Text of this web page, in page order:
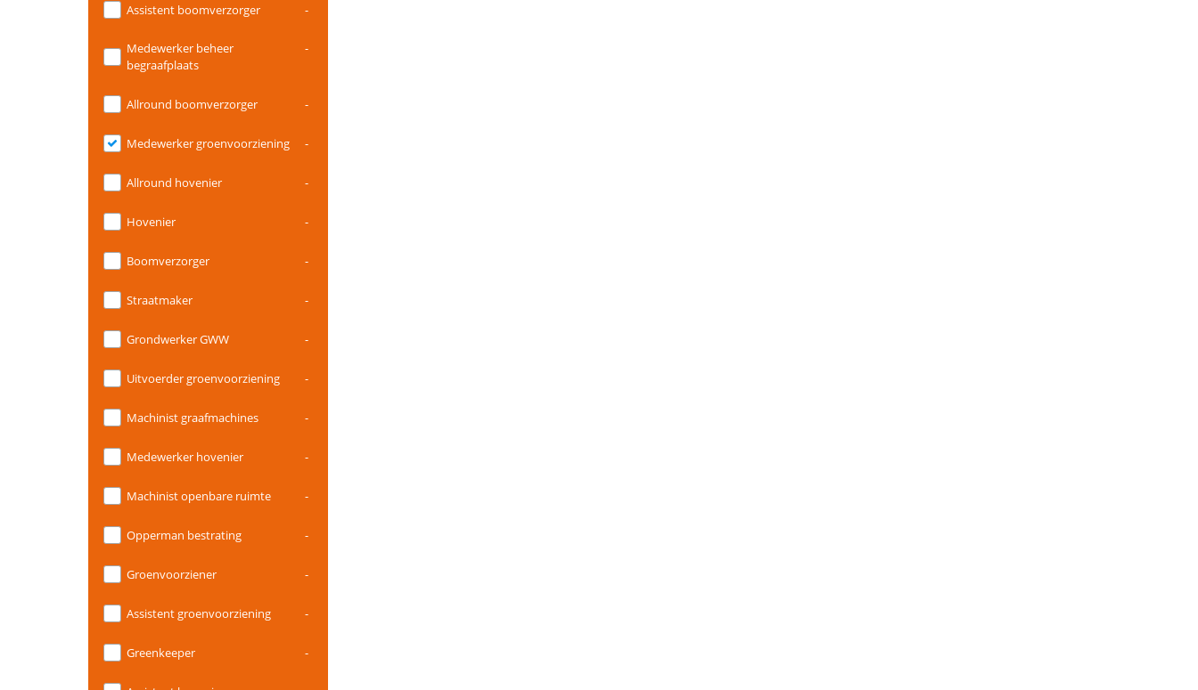
Assistent boomverzorger -
Medewerker beheer
begraafplaats
-
Allround boomverzorger -
Medewerker groenvoorziening -
Allround hovenier -
Hovenier -
Boomverzorger -
Straatmaker -
Grondwerker GWW -
Uitvoerder groenvoorziening -
Machinist graafmachines -
Medewerker hovenier -
Machinist openbare ruimte -
Opperman bestrating -
Groenvoorziener -
Assistent groenvoorziening -
Greenkeeper -